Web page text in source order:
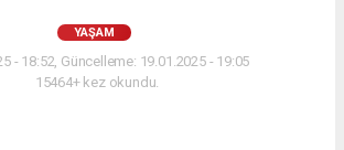
YAŞAM
- 18:52, Güncelleme: 19.01.2025 - 19:05
15464+ kez okundu.